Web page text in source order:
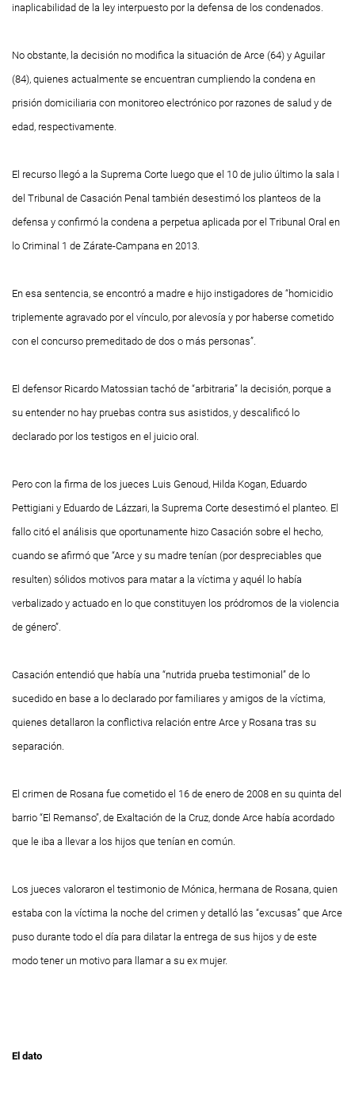
inaplicabilidad de la ley interpuesto por la defensa de los condenados.
No obstante, la decisión no modifica la situación de Arce (64) y Aguilar
(84), quienes actualmente se encuentran cumpliendo la condena en
prisión domiciliaria con monitoreo electrónico por razones de salud y de
edad, respectivamente.
El recurso llegó a la Suprema Corte luego que el 10 de julio último la sala I
del Tribunal de Casación Penal también desestimó los planteos de la
defensa y confirmó la condena a perpetua aplicada por el Tribunal Oral en
lo Criminal 1 de Zárate-Campana en 2013.
En esa sentencia, se encontró a madre e hijo instigadores de “homicidio
triplemente agravado por el vínculo, por alevosía y por haberse cometido
con el concurso premeditado de dos o más personas”.
El defensor Ricardo Matossian tachó de “arbitraria” la decisión, porque a
su entender no hay pruebas contra sus asistidos, y descalificó lo
declarado por los testigos en el juicio oral.
Pero con la firma de los jueces Luis Genoud, Hilda Kogan, Eduardo
Pettigiani y Eduardo de Lázzari, la Suprema Corte desestimó el planteo. El
fallo citó el análisis que oportunamente hizo Casación sobre el hecho,
cuando se afirmó que “Arce y su madre tenían (por despreciables que
resulten) sólidos motivos para matar a la víctima y aquél lo había
verbalizado y actuado en lo que constituyen los pródromos de la violencia
de género”.
Casación entendió que había una “nutrida prueba testimonial” de lo
sucedido en base a lo declarado por familiares y amigos de la víctima,
quienes detallaron la conflictiva relación entre Arce y Rosana tras su
separación.
El crimen de Rosana fue cometido el 16 de enero de 2008 en su quinta del
barrio “El Remanso”, de Exaltación de la Cruz, donde Arce había acordado
que le iba a llevar a los hijos que tenían en común.
Los jueces valoraron el testimonio de Mónica, hermana de Rosana, quien
estaba con la víctima la noche del crimen y detalló las “excusas” que Arce
puso durante todo el día para dilatar la entrega de sus hijos y de este
modo tener un motivo para llamar a su ex mujer.
El dato